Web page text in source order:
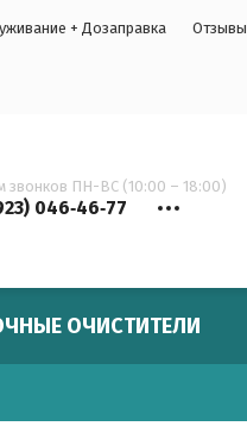
+ Дозаправка Отзывы
звонков ПН-ВС (10:00 – 18:00)
046‑46‑77
ОЧИСТИТЕЛИ